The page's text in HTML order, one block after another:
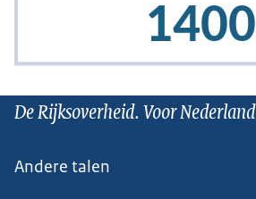
De Rijksoverheid. Voor Nederland
Andere talen